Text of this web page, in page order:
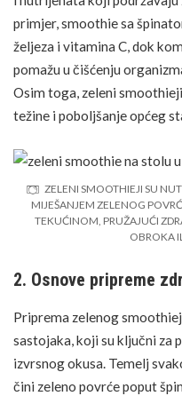
primjer, smoothie sa
željeza i vitamina C, dok
pomažu u čišćenju
Osim toga, zeleni
težine i poboljšanje općeg
ZELENI SMOOTHIEJI SU
MIJEŠANJEM ZELENOG
TEKUĆINOM, PRUŽAJUĆI
OBROKA
2. Osnove pripreme
Priprema zelenog
sastojaka, koji su ključni za
izvrsnog okusa. Temelj
čini zeleno povrćepoput